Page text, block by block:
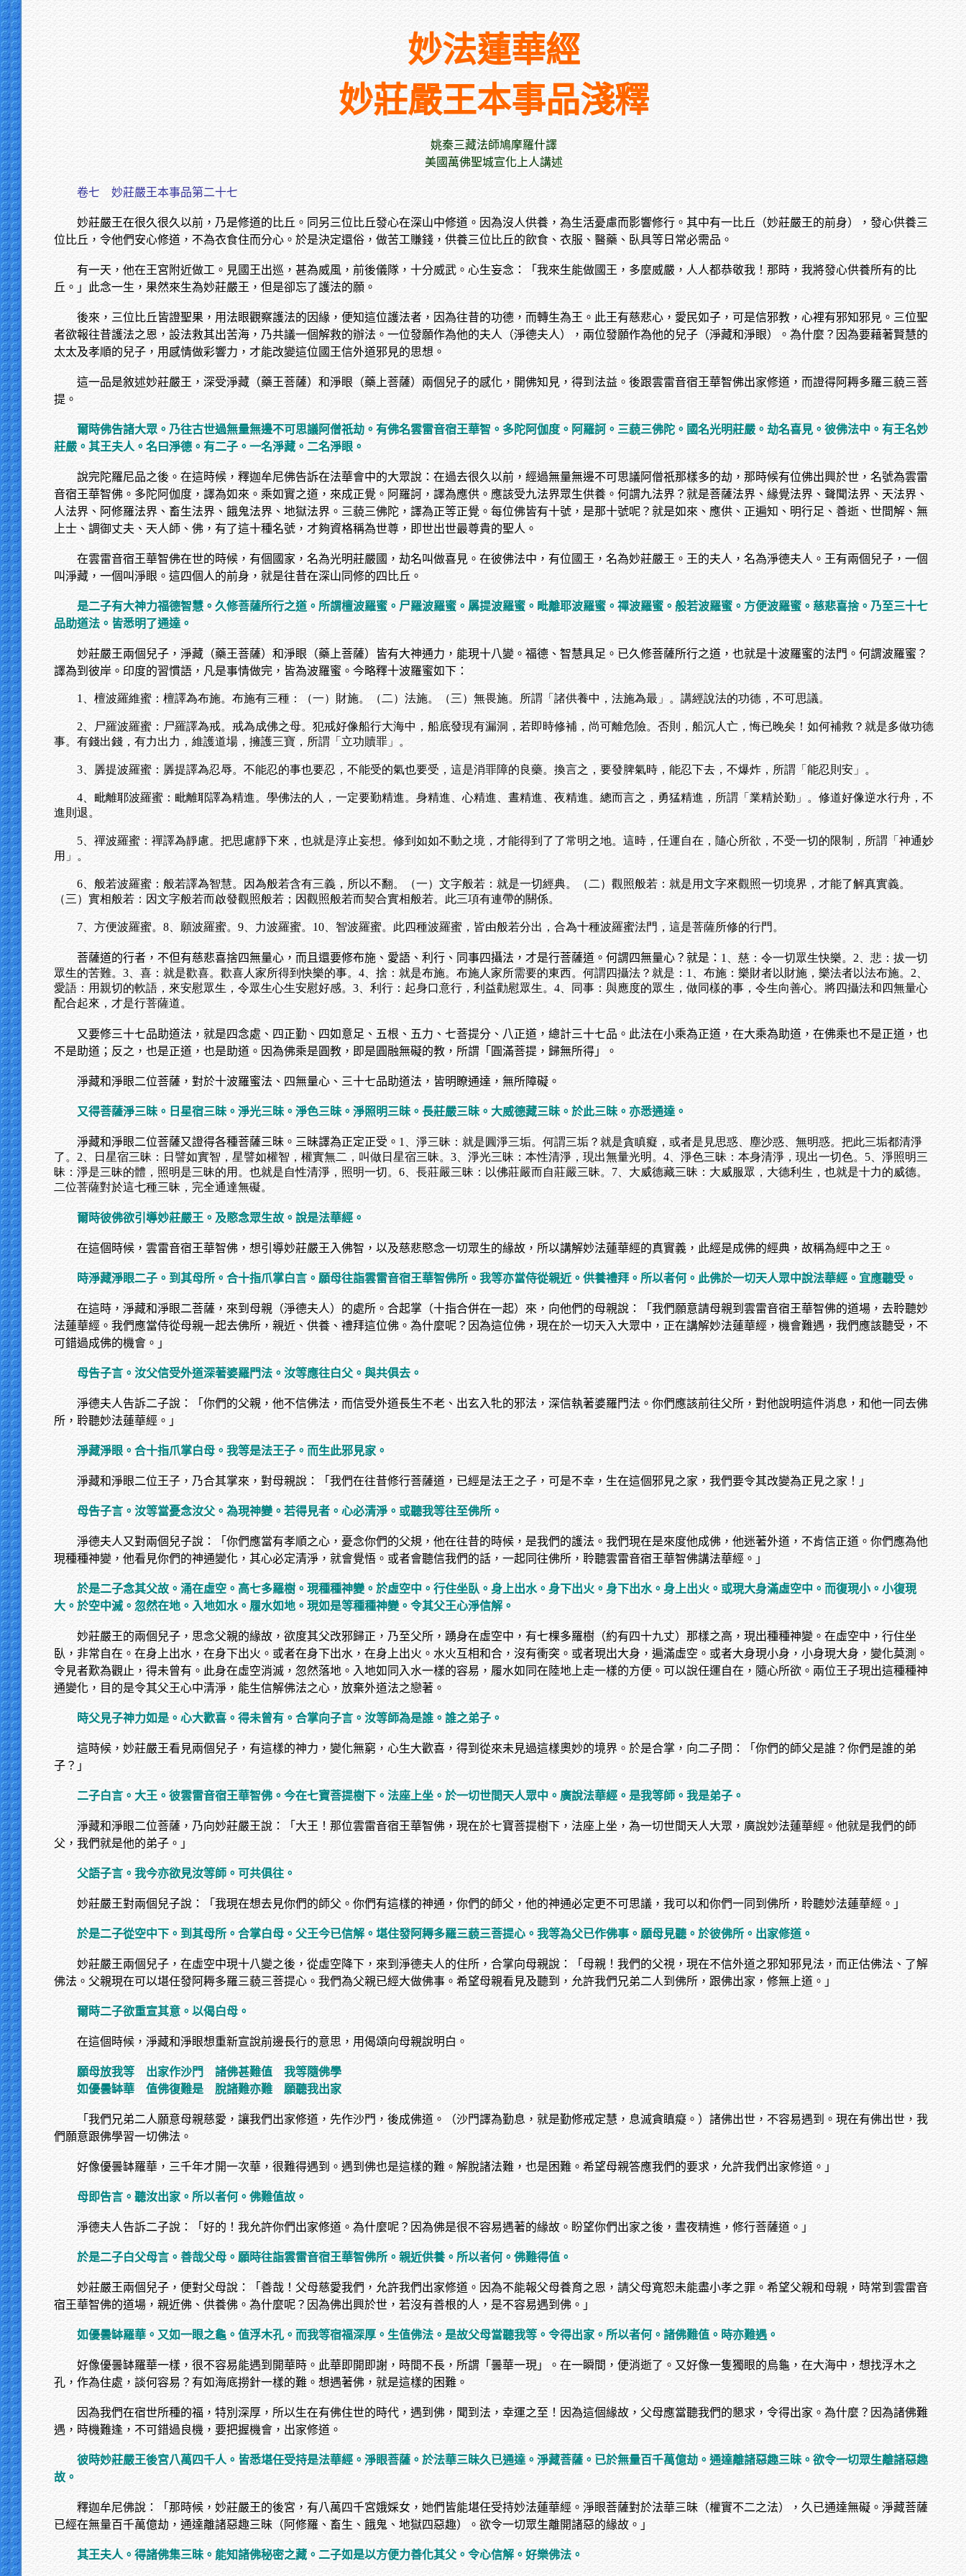
妙法蓮華經
妙莊嚴王本事品淺釋
姚秦三藏法師鳩摩羅什譯
美國萬佛聖城宣化上人講述
卷七 妙莊嚴王本事品第二十七
妙莊嚴王在很久很久以前，乃是修道的比丘。同另三位比丘發心在深山中修道。因為沒人供養，為生活憂慮而影響修行。其中有一比丘（妙莊嚴王的前身），發心供養三
位比丘，令他們安心修道，不為衣食住而分心。於是決定還俗，做苦工賺錢，供養三位比丘的飲食、衣服、醫藥、臥具等日常必需品。
有一天，他在王宮附近做工。見國王出巡，甚為威風，前後儀隊，十分威武。心生妄念：「我來生能做國王，多麼威嚴，人人都恭敬我！那時，我將發心供養所有的比
丘。」此念一生，果然來生為妙莊嚴王，但是卻忘了護法的願。
後來，三位比丘皆證聖果，用法眼觀察護法的因緣，便知這位護法者，因為往昔的功德，而轉生為王。此王有慈悲心，愛民如子，可是信邪教，心裡有邪知邪見。三位聖
者欲報往昔護法之恩，設法救其出苦海，乃共議一個解救的辦法。一位發願作為他的夫人（淨德夫人），兩位發願作為他的兒子（淨藏和淨眼）。為什麼？因為要藉著賢慧的
太太及孝順的兒子，用感情做彩響力，才能改變這位國王信外道邪見的思想。
這一品是敘述妙莊嚴王，深受淨藏（藥王菩薩）和淨眼（藥上菩薩）兩個兒子的感化，開佛知見，得到法益。後跟雲雷音宿王華智佛出家修道，而證得阿耨多羅三藐三菩
提。
爾時佛告諸大眾。乃往古世過無量無邊不可思議阿僧祇劫。有佛名雲雷音宿王華智。多陀阿伽度。阿羅訶。三藐三佛陀。國名光明莊嚴。劫名喜見。彼佛法中。有王名妙
莊嚴。其王夫人。名曰淨德。有二子。一名淨藏。二名淨眼。
說完陀羅尼品之後。在這時候，釋迦牟尼佛告訴在法華會中的大眾說：在過去很久以前，經過無量無邊不可思議阿僧祇那樣多的劫，那時候有位佛出興於世，名號為雲雷
音宿王華智佛。多陀阿伽度，譯為如來。乘如實之道，來成正覺。阿羅訶，譯為應供。應該受九法界眾生供養。何謂九法界？就是菩薩法界、緣覺法界、聲聞法界、天法界、
人法界、阿修羅法界、畜生法界、餓鬼法界、地獄法界。三藐三佛陀，譯為正等正覺。每位佛皆有十號，是那十號呢？就是如來、應供、正遍知、明行足、善逝、世間解、無
上士、調御丈夫、天人師、佛，有了這十種名號，才夠資格稱為世尊，即世出世最尊貴的聖人。
在雲雷音宿王華智佛在世的時候，有個國家，名為光明莊嚴國，劫名叫做喜見。在彼佛法中，有位國王，名為妙莊嚴王。王的夫人，名為淨德夫人。王有兩個兒子，一個
叫淨藏，一個叫淨眼。這四個人的前身，就是往昔在深山同修的四比丘。
是二子有大神力福德智慧。久修菩薩所行之道。所謂檀波羅蜜。尸羅波羅蜜。羼提波羅蜜。毗離耶波羅蜜。禪波羅蜜。般若波羅蜜。方便波羅蜜。慈悲喜捨。乃至三十七
品助道法。皆悉明了通達。
妙莊嚴王兩個兒子，淨藏（藥王菩薩）和淨眼（藥上菩薩）皆有大神通力，能現十八變。福德、智慧具足。已久修菩薩所行之道，也就是十波羅蜜的法門。何謂波羅蜜？
譯為到彼岸。印度的習慣語，凡是事情做完，皆為波羅蜜。今略釋十波羅蜜如下：
1、檀波羅維蜜：檀譯為布施。布施有三種：（一）財施。（二）法施。（三）無畏施。所謂「諸供養中，法施為最」。講經說法的功德，不可思議。
2、尸羅波羅蜜：尸羅譯為戒。戒為成佛之母。犯戒好像船行大海中，船底發現有漏洞，若即時修補，尚可離危險。否則，船沉人亡，悔已晚矣！如何補救？就是多做功德
事。有錢出錢，有力出力，維護道場，擁護三寶，所謂「立功贖罪」。
3、羼提波羅蜜：羼提譯為忍辱。不能忍的事也要忍，不能受的氣也要受，這是消罪障的良藥。換言之，要發脾氣時，能忍下去，不爆炸，所謂「能忍則安」。
4、毗離耶波羅蜜：毗離耶譯為精進。學佛法的人，一定要勤精進。身精進、心精進、晝精進、夜精進。總而言之，勇猛精進，所謂「業精於勤」。修道好像逆水行舟，不
進則退。
5、禪波羅蜜：禪譯為靜慮。把思慮靜下來，也就是淳止妄想。修到如如不動之境，才能得到了了常明之地。這時，任運自在，隨心所欲，不受一切的限制，所謂「神通妙
用」。
6、般若波羅蜜：般若譯為智慧。因為般若含有三義，所以不翻。（一）文字般若：就是一切經典。（二）觀照般若：就是用文字來觀照一切境界，才能了解真實義。
（三）實相般若：因文字般若而啟發觀照般若；因觀照般若而契合實相般若。此三項有連帶的關係。
7、方便波羅蜜。8、願波羅蜜。9、力波羅蜜。10、智波羅蜜。此四種波羅蜜，皆由般若分出，合為十種波羅蜜法門，這是菩薩所修的行門。
菩薩道的行者，不但有慈悲喜捨四無量心，而且還要修布施、愛語、利行、同事四攝法，才是行菩薩道。何謂四無量心？就是：1、慈：令一切眾生快樂。2、悲：拔一切
眾生的苦難。3、喜：就是歡喜。歡喜人家所得到快樂的事。4、捨：就是布施。布施人家所需要的東西。何謂四攝法？就是：1、布施：樂財者以財施，樂法者以法布施。2、
愛語：用親切的軟語，來安慰眾生，令眾生心生安慰好感。3、利行：起身口意行，利益勸慰眾生。4、同事：與應度的眾生，做同樣的事，令生向善心。將四攝法和四無量心
配合起來，才是行菩薩道。
又要修三十七品助道法，就是四念處、四正勤、四如意足、五根、五力、七菩提分、八正道，總計三十七品。此法在小乘為正道，在大乘為助道，在佛乘也不是正道，也
不是助道；反之，也是正道，也是助道。因為佛乘是圓教，即是圓融無礙的教，所謂「圓滿菩提，歸無所得」。
淨藏和淨眼二位菩薩，對於十波羅蜜法、四無量心、三十七品助道法，皆明瞭通達，無所障礙。
又得菩薩淨三昧。日星宿三昧。淨光三昧。淨色三昧。淨照明三昧。長莊嚴三昧。大威德藏三昧。於此三昧。亦悉通達。
淨藏和淨眼二位菩薩又證得各種菩薩三昧。三昧譯為正定正受。 1、淨三昧：就是圓淨三垢。何謂三垢？就是貪瞋癡，或者是見思惑、塵沙惑、無明惑。把此三垢都清淨
了。2、日星宿三昧：日譬如實智，星譬如權智，權實無二，叫做日星宿三昧。3、淨光三昧：本性清淨，現出無量光明。4、淨色三昧：本身清淨，現出一切色。5、淨照明三
昧：淨是三昧的體，照明是三昧的用。也就是自性清淨，照明一切。6、長莊嚴三昧：以佛莊嚴而自莊嚴三昧。7、大威德藏三昧：大威服眾，大德利生，也就是十力的威德。
二位菩薩對於這七種三昧，完全通達無礙。
爾時彼佛欲引導妙莊嚴王。及愍念眾生故。說是法華經。
在這個時候，雲雷音宿王華智佛，想引導妙莊嚴王入佛智，以及慈悲愍念一切眾生的緣故，所以講解妙法蓮華經的真實義，此經是成佛的經典，故稱為經中之王。
時淨藏淨眼二子。到其母所。合十指爪掌白言。願母往詣雲雷音宿王華智佛所。我等亦當侍從親近。供養禮拜。所以者何。此佛於一切天人眾中說法華經。宜應聽受。
在這時，淨藏和淨眼二菩薩，來到母親（淨德夫人）的處所。合起掌（十指合併在一起）來，向他們的母親說：「我們願意請母親到雲雷音宿王華智佛的道場，去聆聽妙
法蓮華經。我們應當侍從母親一起去佛所，親近、供養、禮拜這位佛。為什麼呢？因為這位佛，現在於一切天入大眾中，正在講解妙法蓮華經，機會難遇，我們應該聽受，不
可錯過成佛的機會。」
母告子言。汝父信受外道深著婆羅門法。汝等應往白父。與共俱去。
淨德夫人告訴二子說：「你們的父親，他不信佛法，而信受外道長生不老、出玄入牝的邪法，深信執著婆羅門法。你們應該前往父所，對他說明這件消息，和他一同去佛
所，聆聽妙法蓮華經。」
淨藏淨眼。合十指爪掌白母。我等是法王子。而生此邪見家。
淨藏和淨眼二位王子，乃合其掌來，對母親說：「我們在往昔修行菩薩道，已經是法王之子，可是不幸，生在這個邪見之家，我們要令其改變為正見之家！」
母告子言。汝等當憂念汝父。為現神變。若得見者。心必清淨。或聽我等往至佛所。
淨德夫人又對兩個兒子說：「你們應當有孝順之心，憂念你們的父規，他在往昔的時候，是我們的護法。我們現在是來度他成佛，他迷著外道，不肯信正道。你們應為他
現種種神變，他看見你們的神通變化，其心必定清淨，就會覺悟。或者會聽信我們的話，一起同往佛所，聆聽雲雷音宿王華智佛講法華經。」
於是二子念其父故。涌在虛空。高七多羅樹。現種種神變。於虛空中。行住坐臥。身上出水。身下出火。身下出水。身上出火。或現大身滿虛空中。而復現小。小復現
大。於空中滅。忽然在地。入地如水。履水如地。現如是等種種神變。令其父王心淨信解。
妙莊嚴王的兩個兒子，思念父親的緣故，欲度其父改邪歸正，乃至父所，踴身在虛空中，有七棵多羅樹（約有四十九丈）那樣之高，現出種種神變。在虛空中，行住坐
臥，非常自在。在身上出水，在身下出火。或者在身下出水，在身上出火。水火互相和合，沒有衝突。或者現出大身，遍滿虛空。或者大身現小身，小身現大身，變化莫測。
令見者歎為觀止，得未曾有。此身在虛空消滅，忽然落地。入地如同入水一樣的容易，履水如同在陸地上走一樣的方便。可以說任運自在，隨心所欲。兩位王子現出這種種神
通變化，目的是令其父王心中清淨，能生信解佛法之心，放棄外道法之戀著。
時父見子神力如是。心大歡喜。得未曾有。合掌向子言。汝等師為是誰。誰之弟子。
這時候，妙莊嚴王看見兩個兒子，有這樣的神力，變化無窮，心生大歡喜，得到從來未見過這樣奧妙的境界。於是合掌，向二子問：「你們的師父是誰？你們是誰的弟
子？」
二子白言。大王。彼雲雷音宿王華智佛。今在七寶菩提樹下。法座上坐。於一切世間天人眾中。廣說法華經。是我等師。我是弟子。
淨藏和淨眼二位菩薩，乃向妙莊嚴王說：「大王！那位雲雷音宿王華智佛，現在於七寶菩提樹下，法座上坐，為一切世間天人大眾，廣說妙法蓮華經。他就是我們的師
父，我們就是他的弟子。」
父語子言。我今亦欲見汝等師。可共俱往。
妙莊嚴王對兩個兒子說：「我現在想去見你們的師父。你們有這樣的神通，你們的師父，他的神通必定更不可思議，我可以和你們一同到佛所，聆聽妙法蓮華經。」
於是二子從空中下。到其母所。合掌白母。父王今已信解。堪住發阿耨多羅三藐三菩提心。我等為父已作佛事。願母見聽。於彼佛所。出家修道。
妙莊嚴王兩個兒子，在虛空中現十八變之後，從虛空降下，來到淨德夫人的住所，合掌向母親說：「母親！我們的父視，現在不信外道之邪知邪見法，而正估佛法、了解
佛法。父親現在可以堪任發阿耨多羅三藐三菩提心。我們為父親已經大做佛事。希望母親看見及聽到，允許我們兄弟二人到佛所，跟佛出家，修無上道。」
爾時二子欲重宣其意。以偈白母。
在這個時候，淨藏和淨眼想重新宣說前邊長行的意思，用偈頌向母親說明白。
願母放我等
出家作沙門 諸佛甚難值 我等隨佛學
如優曇缽華
值佛復難是 脫諸難亦難 願聽我出家
「我們兄弟二人願意母親慈愛，讓我們出家修道，先作沙門，後成佛道。（沙門譯為勤息，就是勤修戒定慧，息滅貪瞋癡。）諸佛出世，不容易遇到。現在有佛出世，我
們願意跟佛學習一切佛法。
好像優曇缽羅華，三千年才開一次華，很難得遇到。遇到佛也是這樣的難。解脫諸法難，也是困難。希望母親答應我們的要求，允許我們出家修道。」
母即告言。聽汝出家。所以者何。佛難值故。
淨德夫人告訴二子說：「好的！我允許你們出家修道。為什麼呢？因為佛是很不容易遇著的緣故。盼望你們出家之後，晝夜精進，修行菩薩道。」
於是二子白父母言。善哉父母。願時往詣雲雷音宿王華智佛所。親近供養。所以者何。佛難得值。
妙莊嚴王兩個兒子，便對父母說：「善哉！父母慈愛我們，允許我們出家修道。因為不能報父母養育之恩，請父母寬恕未能盡小孝之罪。希望父親和母親，時常到雲雷音
宿王華智佛的道場，親近佛、供養佛。為什麼呢？因為佛出興於世，若沒有善根的人，是不容易遇到佛。」
如優曇缽羅華。又如一眼之龜。值浮木孔。而我等宿福深厚。生值佛法。是故父母當聽我等。令得出家。所以者何。諸佛難值。時亦難遇。
好像優曇缽羅華一樣，很不容易能遇到開華時。此華即開即謝，時間不長，所謂「曇華一現」。在一瞬間，便消逝了。又好像一隻獨眼的烏龜，在大海中，想找浮木之
孔，作為住處，談何容易？有如海底撈針一樣的難。想遇著佛，就是這樣的困難。
因為我們在宿世所種的福，特別深厚，所以生在有佛住世的時代，遇到佛，聞到法，幸運之至！因為這個緣故，父母應當聽我們的懇求，令得出家。為什麼？因為諸佛難
遇，時機難逢，不可錯過良機，要把握機會，出家修道。
彼時妙莊嚴王後宮八萬四千人。皆悉堪任受持是法華經。淨眼菩薩。於法華三昧久已通達。淨藏菩薩。已於無量百千萬億劫。通達離諸惡趣三昧。欲令一切眾生離諸惡趣
故。
釋迦牟尼佛說：「那時候，妙莊嚴王的後宮，有八萬四千宮娥婇女，她們皆能堪任受持妙法蓮華經。淨眼菩薩對於法華三昧（權實不二之法），久已通達無礙。淨藏菩薩
已經在無量百千萬億劫，通達離諸惡趣三昧（阿修羅、畜生、餓鬼、地獄四惡趣）。欲令一切眾生離開諸惡的緣故。」
其王夫人。得諸佛集三昧。能知諸佛秘密之藏。二子如是以方便力善化其父。令心信解。好樂佛法。